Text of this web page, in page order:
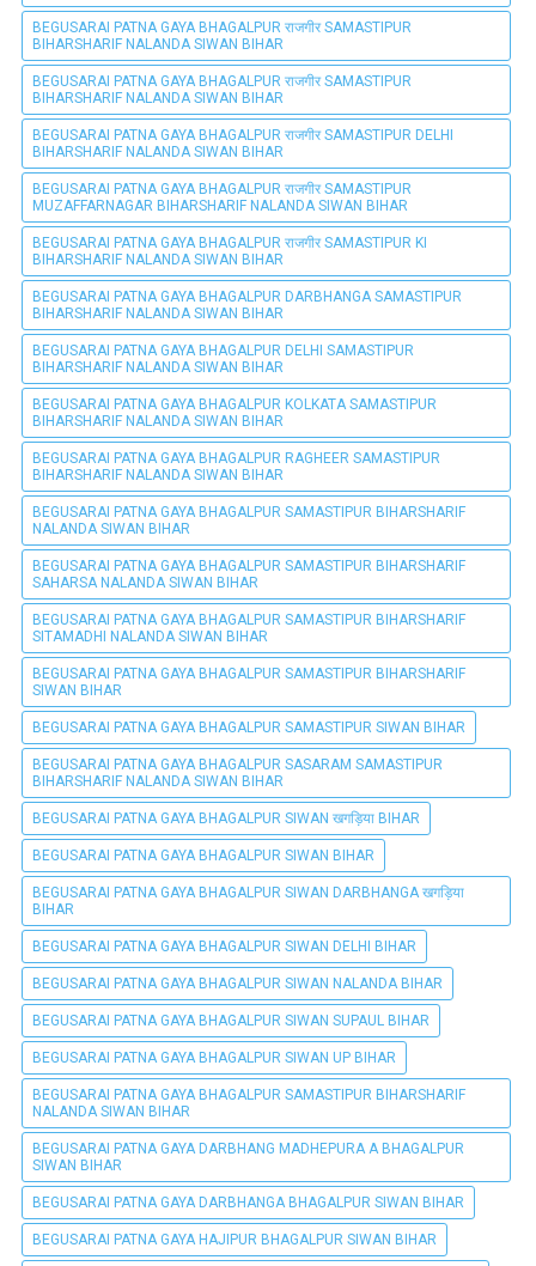
BEGUSARAI PATNA GAYA BHAGALPUR राजगीर SAMASTIPUR
BIHARSHARIF NALANDA SIWAN BIHAR
BEGUSARAI PATNA GAYA BHAGALPUR राजगीर SAMASTIPUR
BIHARSHARIF NALANDA SIWAN BIHAR
BEGUSARAI PATNA GAYA BHAGALPUR राजगीर SAMASTIPUR DELHI
BIHARSHARIF NALANDA SIWAN BIHAR
BEGUSARAI PATNA GAYA BHAGALPUR राजगीर SAMASTIPUR
MUZAFFARNAGAR BIHARSHARIF NALANDA SIWAN BIHAR
BEGUSARAI PATNA GAYA BHAGALPUR राजगीर SAMASTIPUR KI
BIHARSHARIF NALANDA SIWAN BIHAR
BEGUSARAI PATNA GAYA BHAGALPUR DARBHANGA SAMASTIPUR
BIHARSHARIF NALANDA SIWAN BIHAR
BEGUSARAI PATNA GAYA BHAGALPUR DELHI SAMASTIPUR
BIHARSHARIF NALANDA SIWAN BIHAR
BEGUSARAI PATNA GAYA BHAGALPUR KOLKATA SAMASTIPUR
BIHARSHARIF NALANDA SIWAN BIHAR
BEGUSARAI PATNA GAYA BHAGALPUR RAGHEER SAMASTIPUR
BIHARSHARIF NALANDA SIWAN BIHAR
BEGUSARAI PATNA GAYA BHAGALPUR SAMASTIPUR BIHARSHARIF
NALANDA SIWAN BIHAR
BEGUSARAI PATNA GAYA BHAGALPUR SAMASTIPUR BIHARSHARIF
SAHARSA NALANDA SIWAN BIHAR
BEGUSARAI PATNA GAYA BHAGALPUR SAMASTIPUR BIHARSHARIF
SITAMADHI NALANDA SIWAN BIHAR
BEGUSARAI PATNA GAYA BHAGALPUR SAMASTIPUR BIHARSHARIF
SIWAN BIHAR
BEGUSARAI PATNA GAYA BHAGALPUR SAMASTIPUR SIWAN BIHAR
BEGUSARAI PATNA GAYA BHAGALPUR SASARAM SAMASTIPUR
BIHARSHARIF NALANDA SIWAN BIHAR
BEGUSARAI PATNA GAYA BHAGALPUR SIWAN खगड़िया BIHAR
BEGUSARAI PATNA GAYA BHAGALPUR SIWAN BIHAR
BEGUSARAI PATNA GAYA BHAGALPUR SIWAN DARBHANGA खगड़िया
BIHAR
BEGUSARAI PATNA GAYA BHAGALPUR SIWAN DELHI BIHAR
BEGUSARAI PATNA GAYA BHAGALPUR SIWAN NALANDA BIHAR
BEGUSARAI PATNA GAYA BHAGALPUR SIWAN SUPAUL BIHAR
BEGUSARAI PATNA GAYA BHAGALPUR SIWAN UP BIHAR
BEGUSARAI PATNA GAYA BHAGALPUR SAMASTIPUR BIHARSHARIF
NALANDA SIWAN BIHAR
BEGUSARAI PATNA GAYA DARBHANG MADHEPURA A BHAGALPUR
SIWAN BIHAR
BEGUSARAI PATNA GAYA DARBHANGA BHAGALPUR SIWAN BIHAR
BEGUSARAI PATNA GAYA HAJIPUR BHAGALPUR SIWAN BIHAR